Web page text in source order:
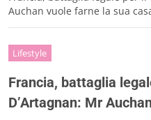
Auchan vuole farne la sua
Lifestyle
Francia, battaglia
D’Artagnan: Mr